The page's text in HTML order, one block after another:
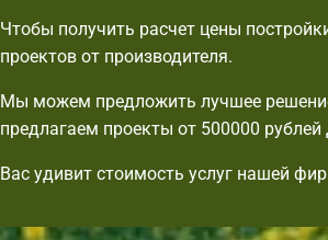
Чтобы получить расчет цены
проектов от производителя.
Мы можем предложить лучшее
предлагаем проекты от 500000
Вас удивит стоимость услуг нашей